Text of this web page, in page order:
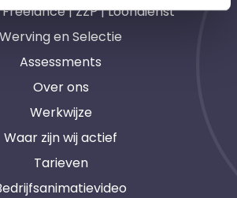
| ZZP | Loondienst
Werving en Selectie
Assessments
Over ons
Werkwijze
Waar zijn wij actief
Tarieven